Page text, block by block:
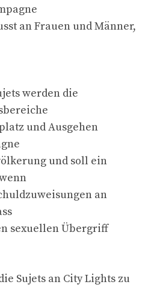
an Frauen und Männer,
werden die
und Ausgehen
und soll ein
an
sexuellen Übergriff
Sujets an City Lights zu